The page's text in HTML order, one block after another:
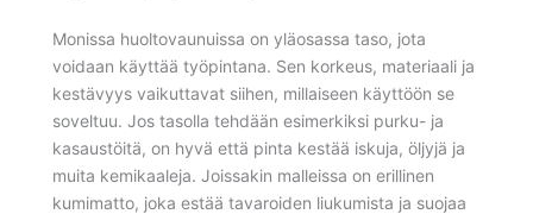
Monissa huoltovaunuissa on yläosassa taso, jota
voidaan käyttää työpintana. Sen korkeus, materiaali ja
kestävyys vaikuttavat siihen, millaiseen käyttöön se
soveltuu. Jos tasolla tehdään esimerkiksi purku- ja
kasaustöitä, on hyvä että pinta kestää iskuja, öljyjä ja
muita kemikaaleja. Joissakin malleissa on erillinen
kumimatto, joka estää tavaroiden liukumista ja suojaa